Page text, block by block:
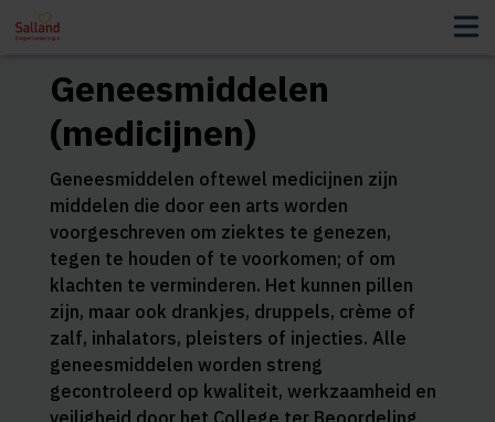
Geneesmiddelen
(medicijnen)
Geneesmiddelen oftewel medicijnen zijn
middelen die door een arts worden
voorgeschreven om ziektes te genezen,
tegen te houden of te voorkomen; of om
klachten te verminderen. Het kunnen pillen
zijn, maar ook drankjes, druppels, crème of
zalf, inhalators, pleisters of injecties. Alle
geneesmiddelen worden streng
gecontroleerd op kwaliteit, werkzaamheid en
veiligheid door het College ter Beoordeling